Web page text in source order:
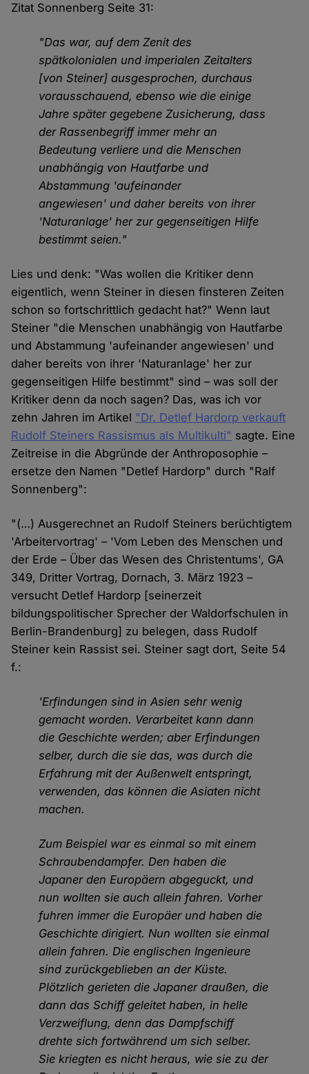
Zitat Sonnenberg Seite 31:
"Das war, auf dem Zenit des
spätkolonialen und imperialen Zeit­alters
[von Steiner] ausgesprochen, durchaus
vorausschauend, ebenso wie die einige
Jahre später gegebene Zusicherung, dass
der Rassen­begriff immer mehr an
Bedeutung verliere und die Menschen
unabhängig von Hautfarbe und
Abstammung 'aufeinander
angewiesen' und daher bereits von ihrer
'Naturanlage' her zur gegenseitigen Hilfe
bestimmt seien."
Lies und denk: "Was wollen die Kritiker denn
eigentlich, wenn Steiner in diesen finsteren Zeiten
schon so fortschrittlich gedacht hat?" Wenn laut
Steiner "die Menschen unabhängig von Hautfarbe
und Abstammung 'aufeinander angewiesen' und
daher bereits von ihrer 'Naturanlage' her zur
gegenseitigen Hilfe bestimmt" sind – was soll der
Kritiker denn da noch sagen? Das, was ich vor
zehn Jahren im Artikel "Dr. Detlef Hardorp verkauft
Rudolf Steiners Rassismus als Multikulti" sagte. Eine
Zeitreise in die Abgründe der Anthroposophie –
ersetze den Namen "Detlef Hardorp" durch "Ralf
Sonnenberg":
"(…) Ausgerechnet an Rudolf Steiners berüchtigtem
'Arbeitervortrag' – 'Vom Leben des Menschen und
der Erde – Über das Wesen des Christentums', GA
349, Dritter Vortrag, Dornach, 3. März 1923 –
versucht Detlef Hardorp [seinerzeit
bildungspolitischer Sprecher der Waldorfschulen in
Berlin-Brandenburg] zu belegen, dass Rudolf
Steiner kein Rassist sei. Steiner sagt dort, Seite 54
f.:
'Erfindungen sind in Asien sehr wenig
gemacht worden. Verarbeitet kann dann
die Geschichte werden; aber Erfindungen
selber, durch die sie das, was durch die
Erfahrung mit der Außenwelt entspringt,
verwenden, das können die Asiaten nicht
machen.
Zum Beispiel war es einmal so mit einem
Schraubendampfer. Den haben die
Japaner den Europäern abgeguckt, und
nun wollten sie auch allein fahren. Vorher
fuhren immer die Europäer und haben die
Geschichte dirigiert. Nun wollten sie einmal
allein fahren. Die englischen Ingenieure
sind zurückgeblieben an der Küste.
Plötzlich gerieten die Japaner draußen, die
dann das Schiff geleitet haben, in helle
Verzweiflung, denn das Dampfschiff
drehte sich fortwährend um sich selber.
Sie kriegten es nicht heraus, wie sie zu der